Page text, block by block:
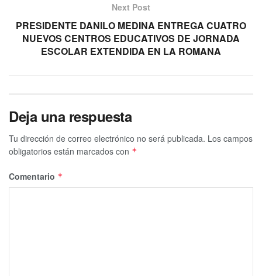
Next Post
PRESIDENTE DANILO MEDINA ENTREGA CUATRO
NUEVOS CENTROS EDUCATIVOS DE JORNADA
ESCOLAR EXTENDIDA EN LA ROMANA
Deja una respuesta
Tu dirección de correo electrónico no será publicada. Los campos
obligatorios están marcados con *
Comentario *